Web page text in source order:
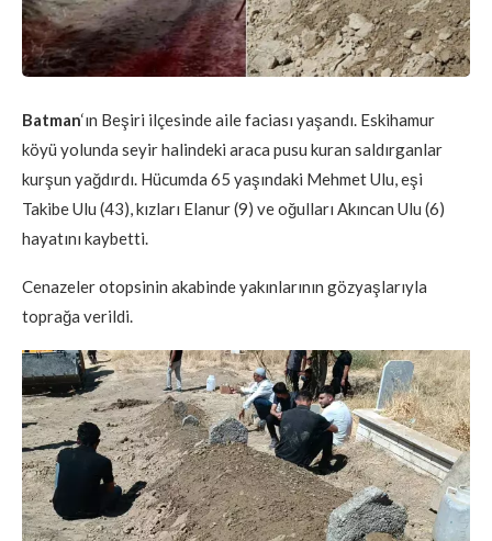
Batman‘ın Beşiri ilçesinde aile faciası yaşandı. Eskihamur
köyü yolunda seyir halindeki araca pusu kuran saldırganlar
kurşun yağdırdı. Hücumda 65 yaşındaki Mehmet Ulu, eşi
Takibe Ulu (43), kızları Elanur (9) ve oğulları Akıncan Ulu (6)
hayatını kaybetti.
Cenazeler otopsinin akabinde yakınlarının gözyaşlarıyla
toprağa verildi.